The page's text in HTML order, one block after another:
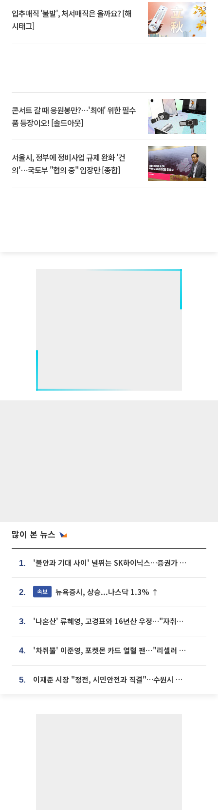
입추매직 '불발', 처서매직은 올까요? [해
시태그]
콘서트 갈 때 응원봉만?⋯'최애' 위한 필수
품 등장이오! [솔드아웃]
서울시, 정부에 정비사업 규제 완화 '건
의'⋯국토부 "협의 중" 입장만 [종합]
많이 본 뉴스
1. '불안과 기대 사이' 널뛰는 SK하이닉스…증권가 "HBM4·LTA 기반 펀터멘털 견고"
2. 속보 뉴욕증시, 상승...나스닥 1.3% ↑
3. '나혼산' 류혜영, 고경표와 16년산 우정…"자취방서 부모님과 마주쳐"
4. '차쥐뿔' 이준영, 포켓몬 카드 열혈 팬⋯"리셀러 처단할 것"
5. 이재준 시장 "정전, 시민안전과 직결"…수원시 비상대응체계 가동